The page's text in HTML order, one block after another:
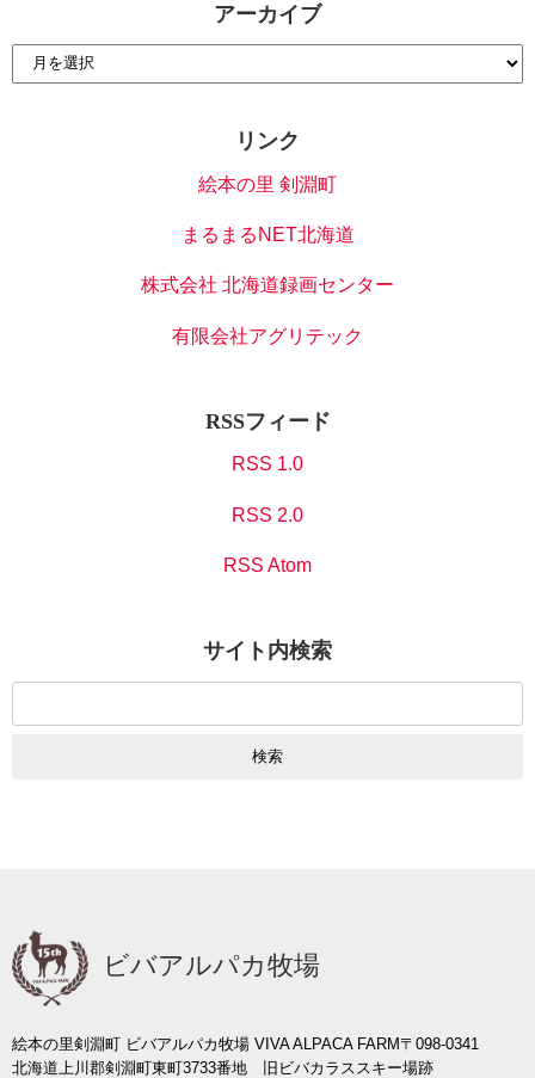
アーカイブ
リンク
絵本の里 剣淵町
まるまるNET北海道
株式会社 北海道録画センター
有限会社アグリテック
RSSフィード
RSS 1.0
RSS 2.0
RSS Atom
サイト内検索
ビバアルパカ牧場
絵本の里剣淵町 ビバアルパカ牧場 VIVA ALPACA FARM〒098-0341
北海道上川郡剣淵町東町3733番地 旧ビバカラススキー場跡